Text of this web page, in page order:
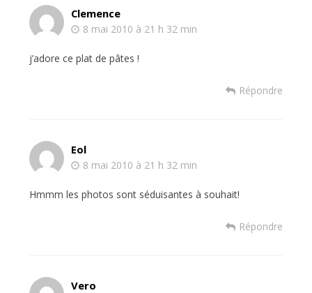
Clemence
8 mai 2010 à 21 h 32 min
j’adore ce plat de pâtes !
Répondre
Eol
8 mai 2010 à 21 h 32 min
Hmmm les photos sont séduisantes à souhait!
Répondre
Vero